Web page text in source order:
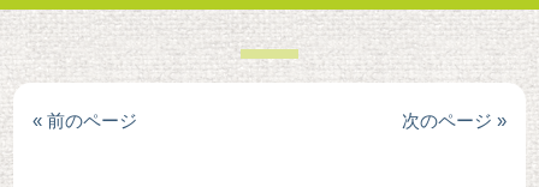
« 前のページ 次のページ »